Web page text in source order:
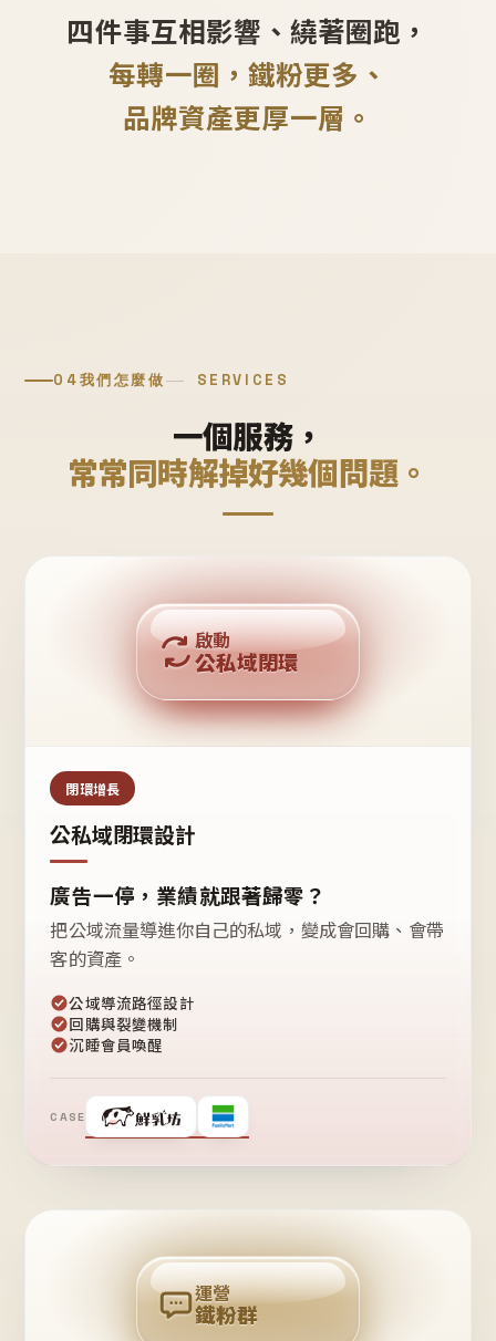
四件事互相影響、繞著圈跑，
每轉一圈，鐵粉更多、
品牌資產更厚一層。
04我們怎麼做 SERVICES
一個服務，
常常同時解掉好幾個問題。
公域流量
私域鐵粉
回購複利
啟動
公私域閉環
閉環增長
公私域閉環設計
廣告一停，業績就跟著歸零？
把公域流量導進你自己的私域，變成會回購、會帶
客的資產。
公域導流路徑設計
回購與裂變機制
沉睡會員喚醒
CASE
❤
粉
回
購
運營
鐵粉群